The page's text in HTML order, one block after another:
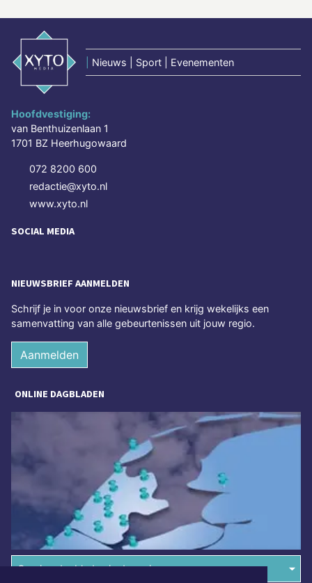
Nieuws | Sport | Evenementen
Hoofdvestiging:
van Benthuizenlaan 1
1701 BZ Heerhugowaard
072 8200 600
redactie@xyto.nl
www.xyto.nl
SOCIAL MEDIA
NIEUWSBRIEF AANMELDEN
Schrijf je in voor onze nieuwsbrief en krijg wekelijks een
samenvatting van alle gebeurtenissen uit jouw regio.
Aanmelden
ONLINE DAGBLADEN
Overige dagbladen in de regio